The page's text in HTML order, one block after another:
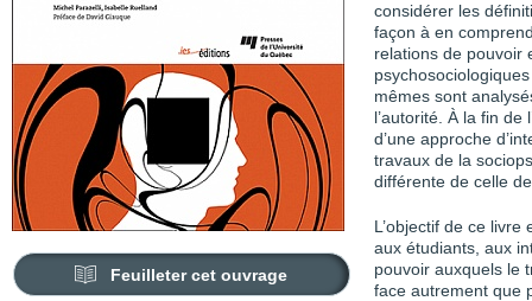
Feuilleter cet ouvrage
considérer les
façon à en
relations de pouvoir
mêmes sont
l’autorité. À la fin
d’une approche
travaux de la
différente de celle
L’objectif de ce livre
aux étudiants, aux
pouvoir auxquels le
face autrement que